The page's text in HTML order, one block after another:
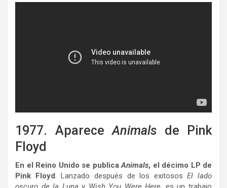
1977. ApareceAnimals de Pink
Floyd
En el Reino Unido se publicaAnimals, el décimo LP de
Pink Floyd. Lanzado después de los exitososEl lado